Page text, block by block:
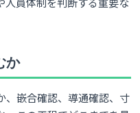
か
、嵌合確認、導通確認、寸